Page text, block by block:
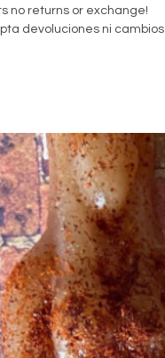
no returns or exchange!
devoluciones ni cambios